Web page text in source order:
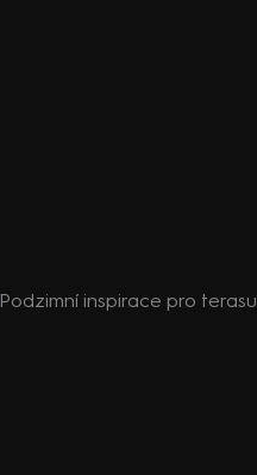
Podzimní inspirace pro terasu